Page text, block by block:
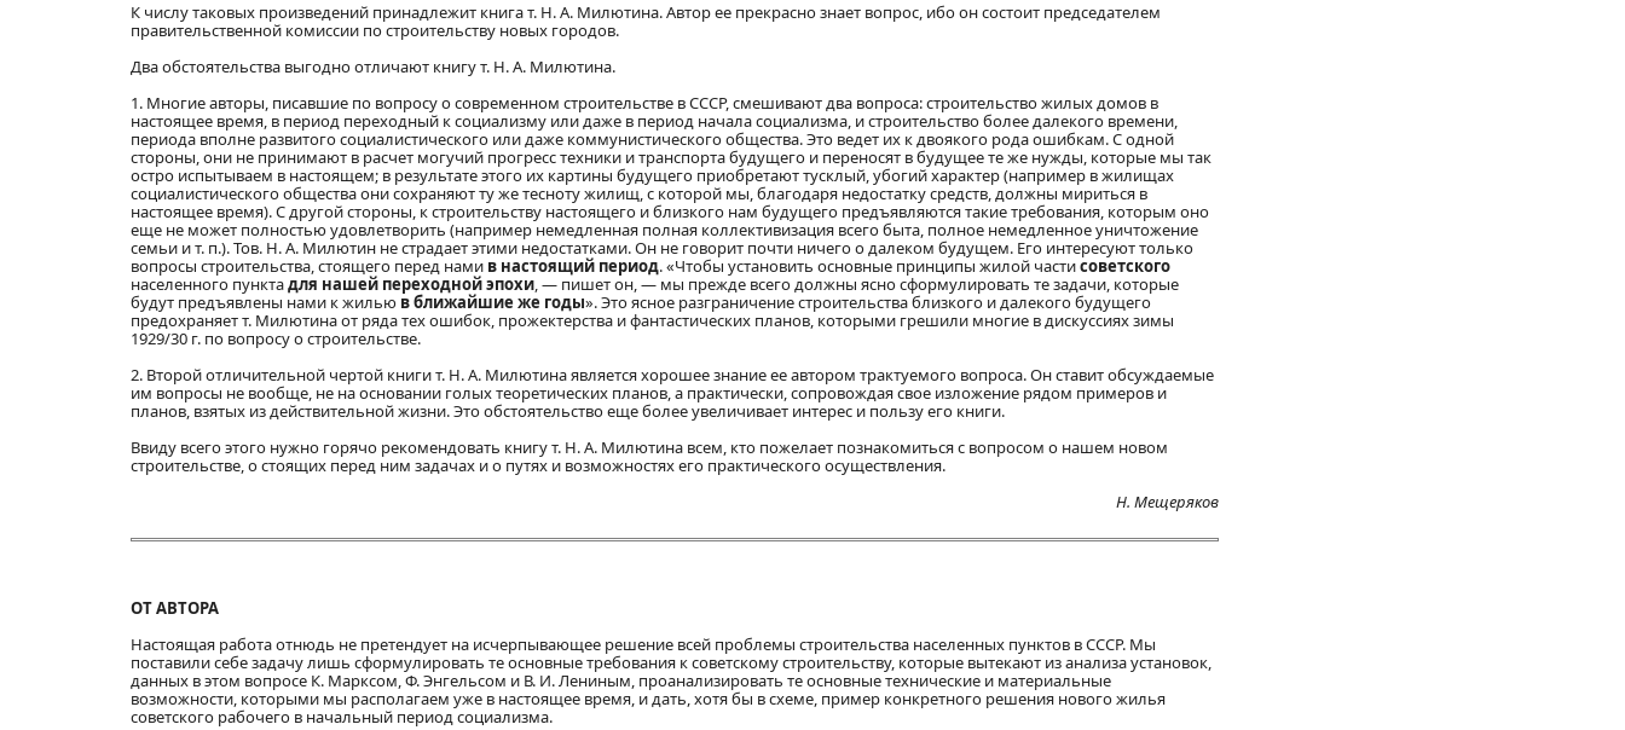
К числу таковых произведений принадлежит книга т. Н. А. Милютина. Автор ее прекрасно знает вопрос, ибо он состоит председателем
правительственной комиссии по строительству новых городов.
Два обстоятельства выгодно отличают книгу т. Н. А. Милютина.
1. Многие авторы, писавшие по вопросу о современном строительстве в СССР, смешивают два вопроса: строительство жилых домов в
настоящее время, в период переходный к социализму или даже в период начала социализма, и строительство более далекого времени,
периода вполне развитого социалистического или даже коммунистического общества. Это ведет их к двоякого рода ошибкам. С одной
стороны, они не принимают в расчет могучий прогресс техники и транспорта будущего и переносят в будущее те же нужды, которые мы так
остро испытываем в настоящем; в результате этого их картины будущего приобретают тусклый, убогий характер (например в жилищах
социалистического общества они сохраняют ту же тесноту жилищ, с которой мы, благодаря недостатку средств, должны мириться в
настоящее время). С другой стороны, к строительству настоящего и близкого нам будущего предъявляются такие требования, которым оно
еще не может полностью удовлетворить (например немедленная полная коллективизация всего быта, полное немедленное уничтожение
семьи и т. п.). Тов. Н. А. Милютин не страдает этими недостатками. Он не говорит почти ничего о далеком будущем. Его интересуют только
вопросы строительства, стоящего перед нами в настоящий период. «Чтобы установить основные принципы жилой частисоветского
населенного пунктадля нашей переходной эпохи, — пишет он, — мы прежде всего должны ясно сформулировать те задачи, которые
будут предъявлены нами к жилью в ближайшие же годы». Это ясное разграничение строительства близкого и далекого будущего
предохраняет т. Милютина от ряда тех ошибок, прожектерства и фантастических планов, которыми грешили многие в дискуссиях зимы
1929/30 г. по вопросу о строительстве.
2. Второй отличительной чертой книги т. Н. А. Милютина является хорошее знание ее автором трактуемого вопроса. Он ставит обсуждаемые
им вопросы не вообще, не на основании голых теоретических планов, а практически, сопровождая свое изложение рядом примеров и
планов, взятых из действительной жизни. Это обстоятельство еще более увеличивает интерес и пользу его книги.
Ввиду всего этого нужно горячо рекомендовать книгу т. Н. А. Милютина всем, кто пожелает познакомиться с вопросом о нашем новом
строительстве, о стоящих перед ним задачах и о путях и возможностях его практического осуществления.
Н. Мещеряков
ОТ АВТОРА
Настоящая работа отнюдь не претендует на исчерпывающее решение всей проблемы строительства населенных пунктов в СССР. Мы
поставили себе задачу лишь сформулировать те основные требования к советскому строительству, которые вытекают из анализа установок,
данных в этом вопросе К. Марксом, Ф. Энгельсом и В. И. Лениным, проанализировать те основные технические и материальные
возможности, которыми мы располагаем уже в настоящее время, и дать, хотя бы в схеме, пример конкретного решения нового жилья
советского рабочего в начальный период социализма.